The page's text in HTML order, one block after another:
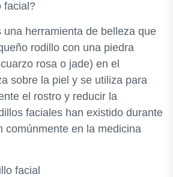
facial?
una herramienta de belleza que
rodillo con una piedra
rosa o jade) en el
sobre la piel y se utiliza para
el rostro y reducir la
faciales han existido durante
comúnmente en la medicina
facial